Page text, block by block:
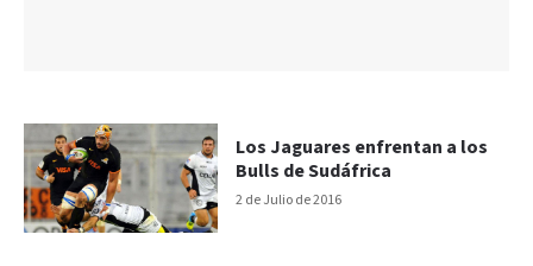
2 de Julio de 2016
Los Jaguares enfrentan a los
Bulls de Sudáfrica